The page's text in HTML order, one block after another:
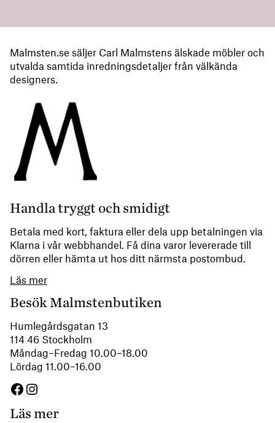
Malmsten.se säljer Carl Malmstens älskade möbler och
utvalda samtida inredningsdetaljer från välkända
designers.
Handla tryggt och smidigt
Betala med kort, faktura eller dela upp betalningen via
Klarna i vår webbhandel. Få dina varor levererade till
dörren eller hämta ut hos ditt närmsta postombud.
Läs mer
Besök Malmstenbutiken
Humlegårdsgatan 13
114 46 Stockholm
Måndag–Fredag 10.00–18.00
Lördag 11.00–16.00
Facebook
Instagram
Läs mer